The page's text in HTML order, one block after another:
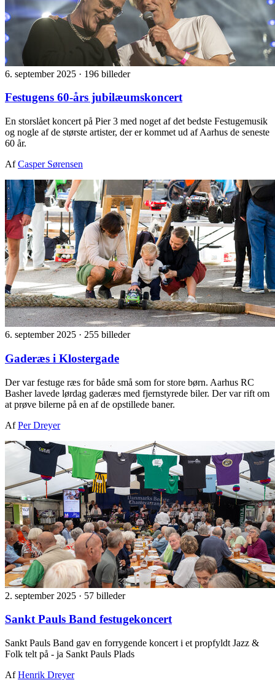
6. september 2025 · 196 billeder
Festugens 60-års jubilæumskoncert
En storslået koncert på Pier 3 med noget af det bedste Festugemusik
og nogle af de største artister, der er kommet ud af Aarhus de seneste
60 år.
AfCasper Sørensen
6. september 2025 · 255 billeder
Gaderæs i Klostergade
Der var festuge ræs for både små som for store børn. Aarhus RC
Basher lavede lørdag gaderæs med fjernstyrede biler. Der var rift om
at prøve bilerne på en af de opstillede baner.
AfPer Dreyer
2. september 2025 · 57 billeder
Sankt Pauls Band festugekoncert
Sankt Pauls Band gav en forrygende koncert i et propfyldt Jazz &
Folk telt på - ja Sankt Pauls Plads
AfHenrik Dreyer